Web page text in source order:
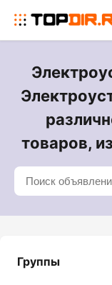
товаров,
Группы